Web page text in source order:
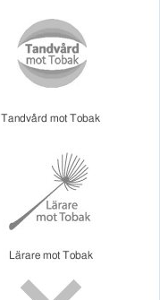
Tandvård mot Tobak
Lärare mot Tobak